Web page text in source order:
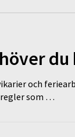
du
och
regler som …